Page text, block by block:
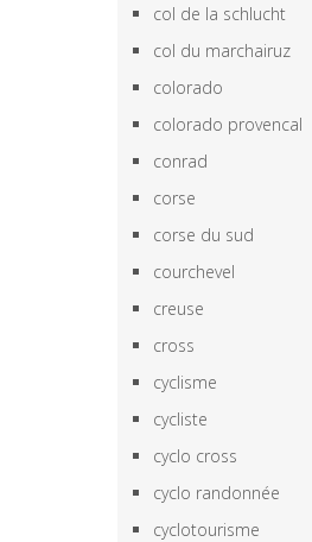
col de la schlucht
col du marchairuz
colorado
colorado provencal
conrad
corse
corse du sud
courchevel
creuse
cross
cyclisme
cycliste
cyclo cross
cyclo randonnée
cyclotourisme